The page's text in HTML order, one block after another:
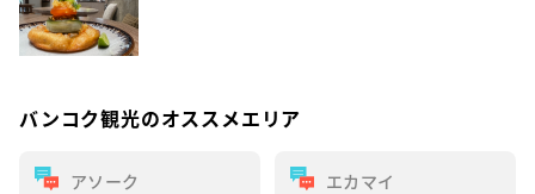
バンコク観光のオススメエリア
アソーク エカマイ